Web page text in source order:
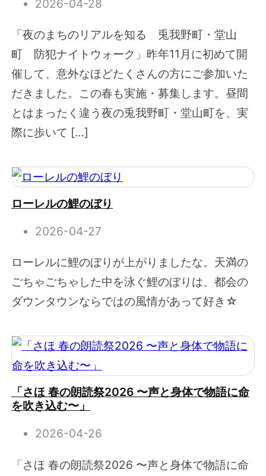
2026-04-28
「夜のまちのリアルを知る 兎我野町・堂山
町 防犯ナイトウォーク」昨年11月に初めて開
催して、意外なほどたくさんの方にご参加いた
だきました。この春も実施・募集します。昼間
とはまったく違う夜の兎我野町・堂山町を、実
際に歩いて […]
ローレルの鯉のぼり
2026-04-27
ローレルに鯉のぼりが上がりましたな。天満の
ごちゃごちゃした中を泳ぐ鯉のぼりは、都会の
ダウンタウンならではの風情があって好き☆
「さほ 春の朗読祭2026 〜声と身体で物語に命
を吹き込む〜」
2026-04-26
「さほ 春の朗読祭2026 〜声と身体で物語に命